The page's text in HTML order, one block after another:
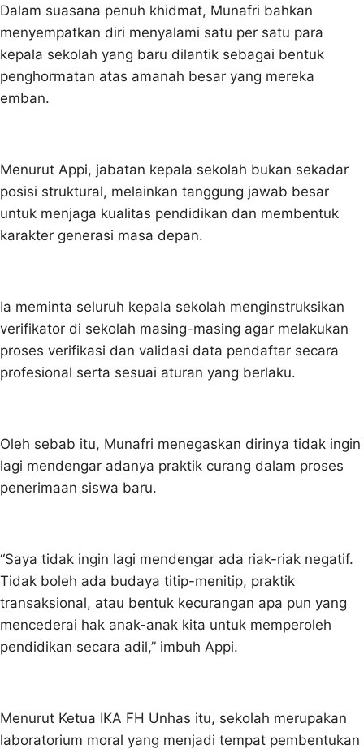
Dalam suasana penuh khidmat, Munafri bahkan
menyempatkan diri menyalami satu per satu para
kepala sekolah yang baru dilantik sebagai bentuk
penghormatan atas amanah besar yang mereka
emban.
Menurut Appi, jabatan kepala sekolah bukan sekadar
posisi struktural, melainkan tanggung jawab besar
untuk menjaga kualitas pendidikan dan membentuk
karakter generasi masa depan.
Ia meminta seluruh kepala sekolah menginstruksikan
verifikator di sekolah masing-masing agar melakukan
proses verifikasi dan validasi data pendaftar secara
profesional serta sesuai aturan yang berlaku.
Oleh sebab itu, Munafri menegaskan dirinya tidak ingin
lagi mendengar adanya praktik curang dalam proses
penerimaan siswa baru.
“Saya tidak ingin lagi mendengar ada riak-riak negatif.
Tidak boleh ada budaya titip-menitip, praktik
transaksional, atau bentuk kecurangan apa pun yang
mencederai hak anak-anak kita untuk memperoleh
pendidikan secara adil,” imbuh Appi.
Menurut Ketua IKA FH Unhas itu, sekolah merupakan
laboratorium moral yang menjadi tempat pembentukan